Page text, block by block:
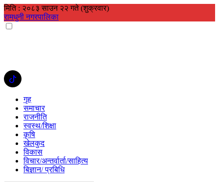
मिति : २०८३ साउन २२ गते (शुक्रवार)
रामधुनी नगरपालिका
गृह
समाचार
राजनीति
स्वस्थ/शिक्षा
कृषि
खेलकुद
विकास
विचार/अन्तर्वार्ता/साहित्य
बिज्ञान/ प्रबिधि